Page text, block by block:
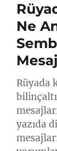
Ne
Rüyada
yazıda